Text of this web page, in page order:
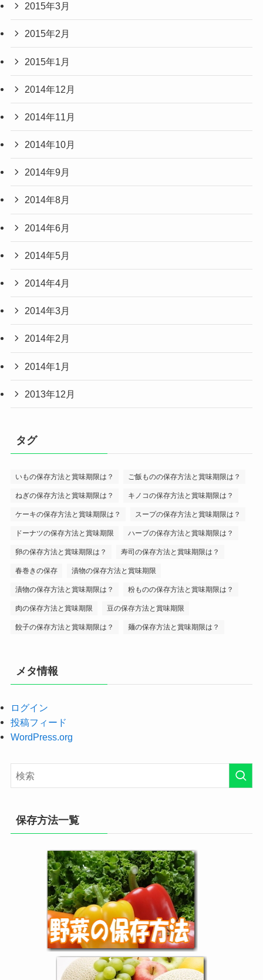
2015年3月
2015年2月
2015年1月
2014年12月
2014年11月
2014年10月
2014年9月
2014年8月
2014年6月
2014年5月
2014年4月
2014年3月
2014年2月
2014年1月
2013年12月
タグ
いもの保存方法と賞味期限は？ ご飯ものの保存方法と賞味期限は？
ねぎの保存方法と賞味期限は？ キノコの保存方法と賞味期限は？
ケーキの保存方法と賞味期限は？ スープの保存方法と賞味期限は？
ドーナツの保存方法と賞味期限 ハーブの保存方法と賞味期限は？
卵の保存方法と賞味期限は？ 寿司の保存方法と賞味期限は？
春巻きの保存 漬物の保存方法と賞味期限
漬物の保存方法と賞味期限は？ 粉ものの保存方法と賞味期限は？
肉の保存方法と賞味期限 豆の保存方法と賞味期限
餃子の保存方法と賞味期限は？ 麺の保存方法と賞味期限は？
メタ情報
ログイン
投稿フィード
WordPress.org
保存方法一覧